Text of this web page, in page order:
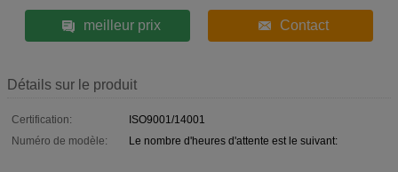
meilleur prix Contact
Détails sur le produit
Certification:
ISO9001/14001
Numéro de modèle:
Le nombre d'heures d'attente est le suivant: